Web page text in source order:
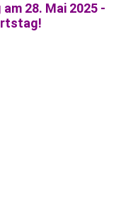
28. Mai 2025 -